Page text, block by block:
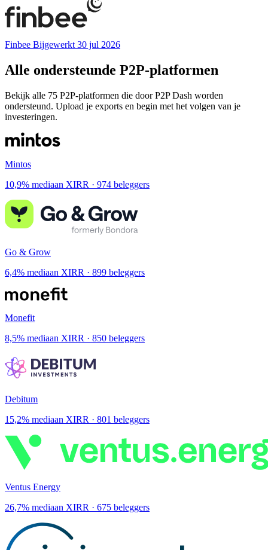
Finbee Bijgewerkt 30 jul 2026
Alle ondersteunde P2P-platformen
Bekijk alle 75 P2P-platformen die door P2P Dash worden
ondersteund. Upload je exports en begin met het volgen van je
investeringen.
Mintos
10,9% mediaan XIRR · 974 beleggers
Go & Grow
6,4% mediaan XIRR · 899 beleggers
Monefit
8,5% mediaan XIRR · 850 beleggers
Debitum
15,2% mediaan XIRR · 801 beleggers
Ventus Energy
26,7% mediaan XIRR · 675 beleggers